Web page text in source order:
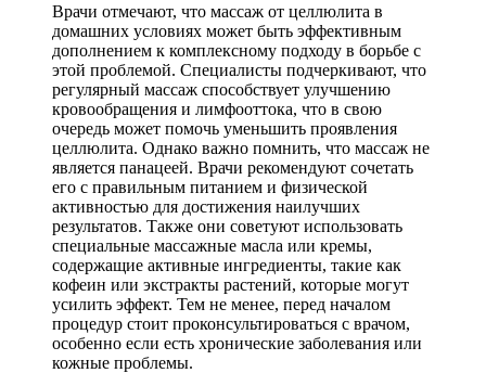
Врачи отмечают, что массаж от целлюлита в
домашних условиях может быть эффективным
дополнением к комплексному подходу в борьбе с
этой проблемой. Специалисты подчеркивают, что
регулярный массаж способствует улучшению
кровообращения и лимфооттока, что в свою
очередь может помочь уменьшить проявления
целлюлита. Однако важно помнить, что массаж не
является панацеей. Врачи рекомендуют сочетать
его с правильным питанием и физической
активностью для достижения наилучших
результатов. Также они советуют использовать
специальные массажные масла или кремы,
содержащие активные ингредиенты, такие как
кофеин или экстракты растений, которые могут
усилить эффект. Тем не менее, перед началом
процедур стоит проконсультироваться с врачом,
особенно если есть хронические заболевания или
кожные проблемы.